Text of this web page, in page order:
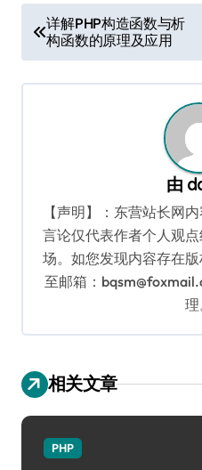
章
导
详解PHP构造函数与析
构函数的原理及应用
由
【声明】：东营站长网
言论仅代表作者个人观
场。如您发现内容存在
至邮箱：
理
相关文章
PHP